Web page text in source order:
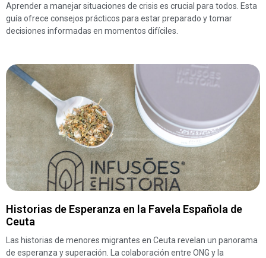
Aprender a manejar situaciones de crisis es crucial para todos. Esta
guía ofrece consejos prácticos para estar preparado y tomar
decisiones informadas en momentos difíciles.
Historias de Esperanza en la Favela Española de
Ceuta
Las historias de menores migrantes en Ceuta revelan un panorama
de esperanza y superación. La colaboración entre ONG y la